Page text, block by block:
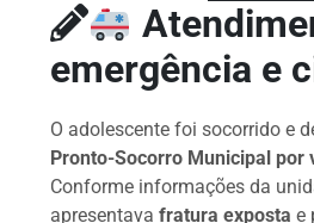
emergência e
O adolescente foi socorrido e
Pronto-Socorro Municipal por
Conforme informações da
apresentavafratura exposta e